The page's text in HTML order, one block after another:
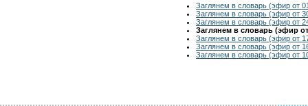
Заглянем в словарь (эфир от
Заглянем в словарь (эфир от
Заглянем в словарь (эфир от
Заглянем в словарь (эфир от
Заглянем в словарь (эфир от
Заглянем в словарь (эфир от
Заглянем в словарь (эфир от